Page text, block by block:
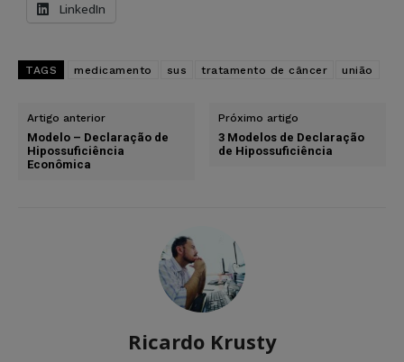
LinkedIn
TAGS medicamento sus tratamento de câncer união
Artigo anterior
Modelo – Declaração de
Hipossuficiência
Econômica
Próximo artigo
3 Modelos de Declaração
de Hipossuficiência
Ricardo Krusty